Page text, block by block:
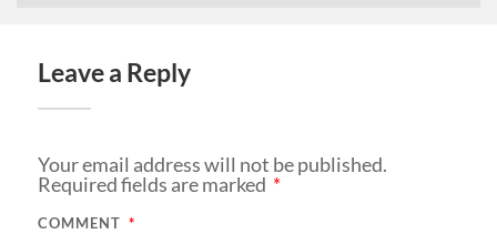
Leave a Reply
Your email address will not be published.
Required fields are marked *
COMMENT *